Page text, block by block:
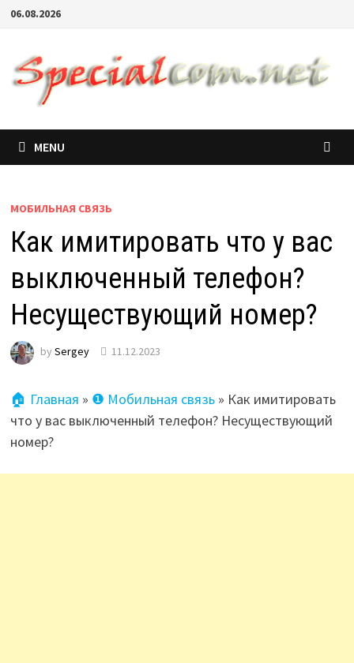
06.08.2026
MENU
МОБИЛЬНАЯ СВЯЗЬ
Как имитировать что у вас
выключенный телефон?
Несуществующий номер?
by Sergey 11.12.2023
🏠 Главная » ❶ Мобильная связь» Как имитировать
что у вас выключенный телефон? Несуществующий
номер?